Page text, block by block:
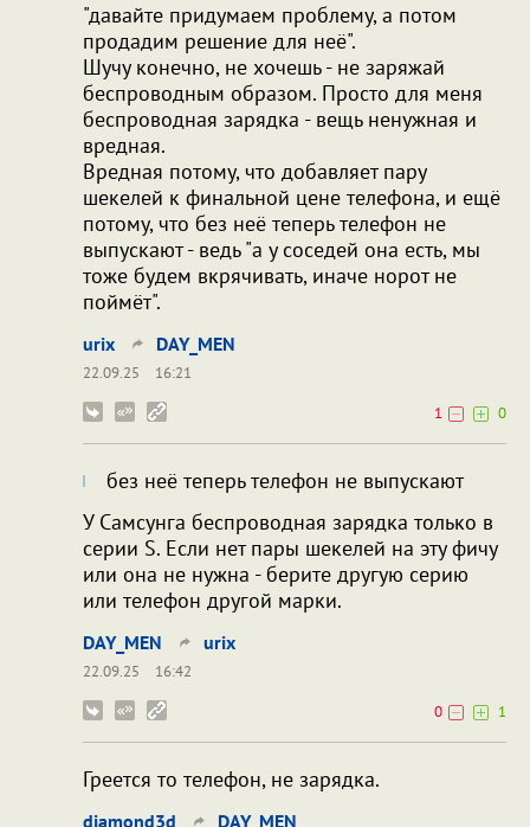
"давайте придумаем проблему, а потом
продадим решение для неё".
Шучу конечно, не хочешь - не заряжай
беспроводным образом. Просто для меня
беспроводная зарядка - вещь ненужная и
вредная.
Вредная потому, что добавляет пару
шекелей к финальной цене телефона, и ещё
потому, что без неё теперь телефон не
выпускают - ведь "а у соседей она есть, мы
тоже будем вкрячивать, иначе норот не
поймёт".
urix DAY_MEN
22.09.25
16:21
1
0
без неё теперь телефон не выпускают
У Самсунга беспроводная зарядка только в
серии S. Если нет пары шекелей на эту фичу
или она не нужна - берите другую серию
или телефон другой марки.
DAY_MEN urix
22.09.25
16:42
0
1
Греется то телефон, не зарядка.
diamond3d DAY_MEN